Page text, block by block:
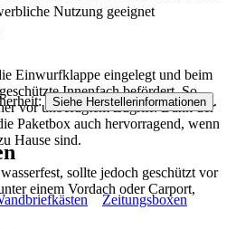
Nutzung geeignet
Einwurfklappe eingelegt und beim
Innenfach befördert. So
vor unbefugtem Zugriff. Dank der
Paketbox auch hervorragend, wenn
Hause sind.
sollte jedoch geschützt vor
einem Vordach oder Carport,
Siehe Herstellerinformationen .
Zeitungsboxen